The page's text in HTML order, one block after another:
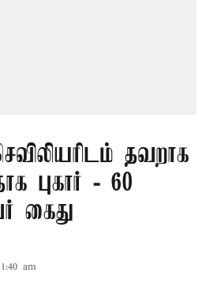
தவறாக
புகார் - 60
கைது
am